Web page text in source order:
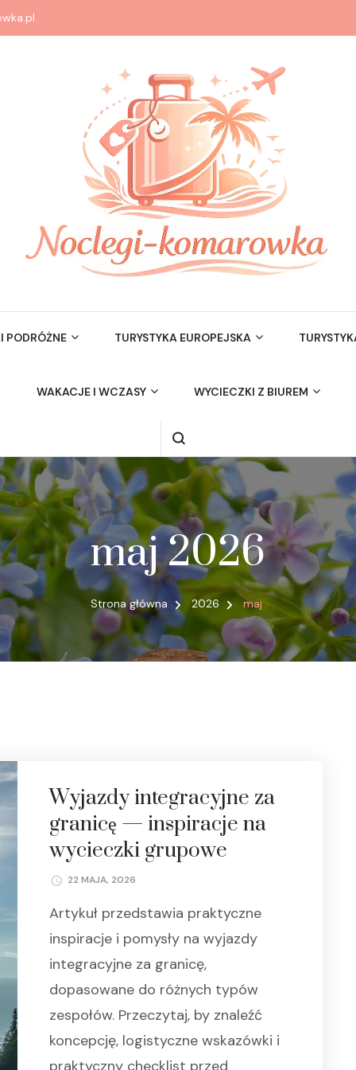
PODRÓŻNE TURYSTYKA EUROPEJSKA
WAKACJE I WCZASY WYCIECZKI Z BIUREM
maj 2026
Strona główna 2026 maj
Wyjazdy integracyjne za
granicę — inspiracje na
wycieczki grupowe
22 MAJA, 2026
Artykuł przedstawia praktyczne
inspiracje i pomysły na wyjazdy
integracyjne za granicę,
dopasowane do różnych typów
zespołów. Przeczytaj, by znaleźć
koncepcję, logistyczne wskazówki i